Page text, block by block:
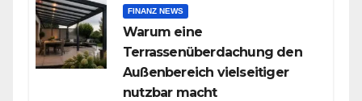
FINANZ NEWS
Warum eine
Terrassenüberdachung den
Außenbereich vielseitiger
nutzbar macht